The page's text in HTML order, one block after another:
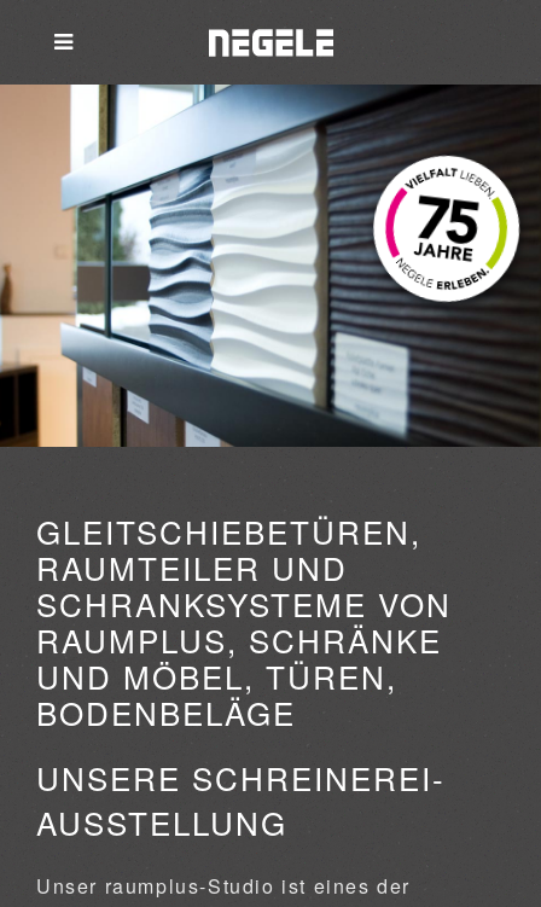
GLEITSCHIEBETÜREN,
RAUMTEILER UND
SCHRANKSYSTEME VON
RAUMPLUS, SCHRÄNKE
UND MÖBEL, TÜREN,
BODENBELÄGE
UNSERE SCHREINEREI-
AUSSTELLUNG
Unser raumplus-Studio ist eines der